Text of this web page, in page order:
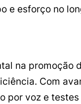
e esforço no
na promoção
Com
por voz e